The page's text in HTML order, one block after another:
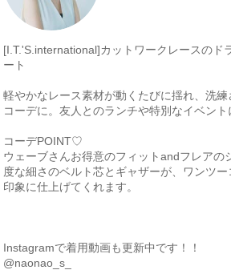
[I.T.'S.international]カットワークレースのド
ート
軽やかなレース素材が動くたびに揺れ、洗練
コーデに。友人とのランチや特別なイベント
コーデPOINT♡
ウェーブさんお得意のフィットandフレアの
度な細さのベルト芯とギャザーが、ワンツ
印象に仕上げてくれます。
Instagramで着用動画も更新中です！！
@naonao_s_